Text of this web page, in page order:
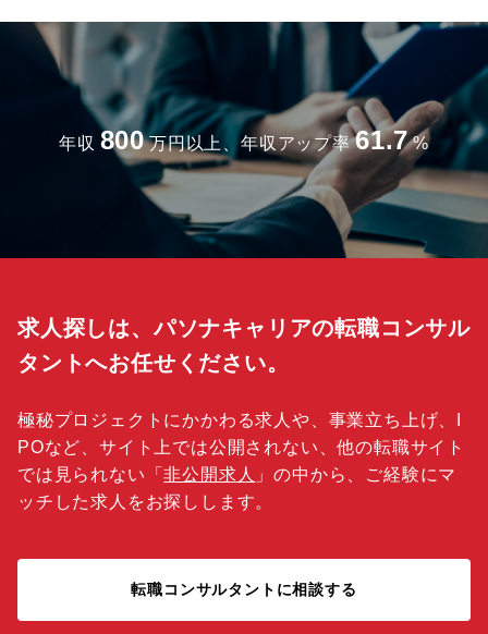
年収 800 万円以上、年収アップ率 61.7 %
求人探しは、パソナキャリアの転職コンサル
タントへお任せください。
極秘プロジェクトにかかわる求人や、事業立ち上げ、I
POなど、サイト上では公開されない、他の転職サイト
では見られない「非公開求人 」の中から、ご経験にマ
ッチした求人をお探しします。
転職コンサルタントに相談する